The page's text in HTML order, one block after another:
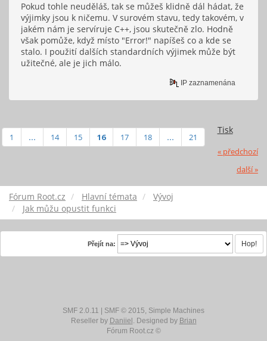
Pokud tohle neuděláš, tak se můžeš klidně dál hádat, že
výjimky jsou k ničemu. V surovém stavu, tedy takovém, v
jakém nám je servíruje C++, jsou skutečně zlo. Hodně
však pomůže, když místo "Error!" napíšeš co a kde se
stalo. I použití dalších standardních výjimek může být
užitečné, ale je jich málo.
IP zaznamenána
Tisk
1 ... 14 15 16 17 18 ... 21
« předchozí
další »
Fórum Root.cz Hlavní témata
Vývoj
Jak můžu opustit funkci
Přejít na:
SMF 2.0.11 SMF © 2015, Simple Machines
Reseller by Daniiel . Designed by Brian
Fórum Root.cz ©